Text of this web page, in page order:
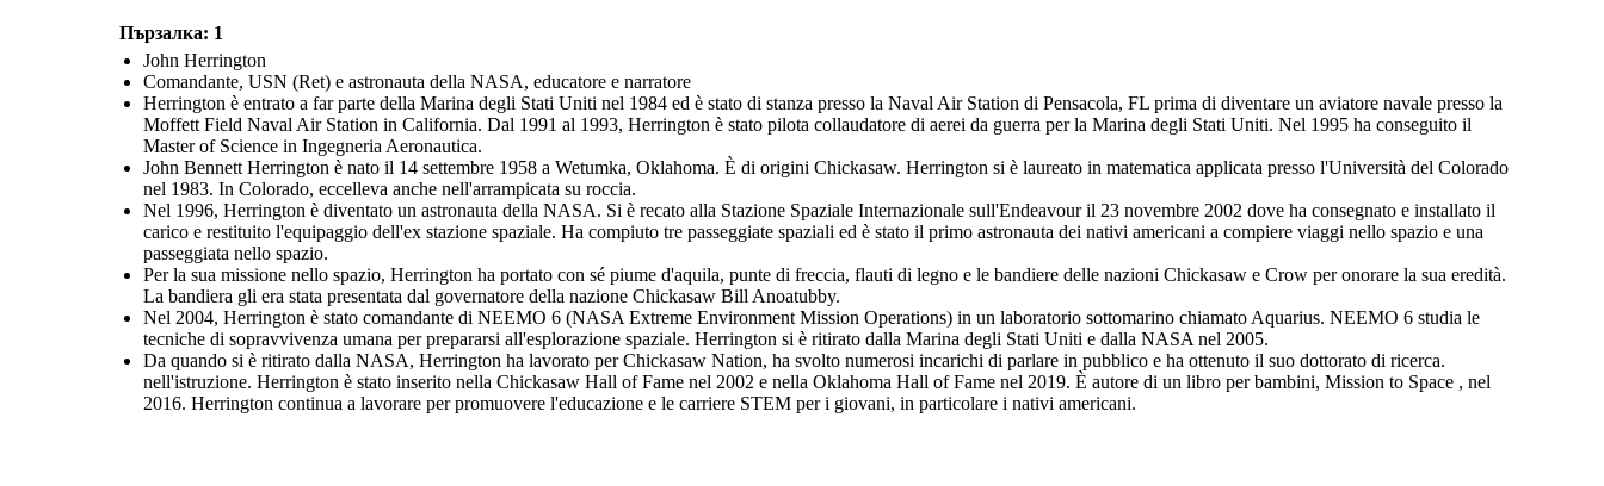
Пързалка: 1
John Herrington
Comandante, USN (Ret) e astronauta della NASA, educatore e narratore
Herrington è entrato a far parte della Marina degli Stati Uniti nel 1984 ed è stato di stanza presso la Naval Air Station di Pensacola, FL prima di diventare un aviatore navale presso la
Moffett Field Naval Air Station in California. Dal 1991 al 1993, Herrington è stato pilota collaudatore di aerei da guerra per la Marina degli Stati Uniti. Nel 1995 ha conseguito il
Master of Science in Ingegneria Aeronautica.
John Bennett Herrington è nato il 14 settembre 1958 a Wetumka, Oklahoma. È di origini Chickasaw. Herrington si è laureato in matematica applicata presso l'Università del Colorado
nel 1983. In Colorado, eccelleva anche nell'arrampicata su roccia.
Nel 1996, Herrington è diventato un astronauta della NASA. Si è recato alla Stazione Spaziale Internazionale sull'Endeavour il 23 novembre 2002 dove ha consegnato e installato il
carico e restituito l'equipaggio dell'ex stazione spaziale. Ha compiuto tre passeggiate spaziali ed è stato il primo astronauta dei nativi americani a compiere viaggi nello spazio e una
passeggiata nello spazio.
Per la sua missione nello spazio, Herrington ha portato con sé piume d'aquila, punte di freccia, flauti di legno e le bandiere delle nazioni Chickasaw e Crow per onorare la sua eredità.
La bandiera gli era stata presentata dal governatore della nazione Chickasaw Bill Anoatubby.
Nel 2004, Herrington è stato comandante di NEEMO 6 (NASA Extreme Environment Mission Operations) in un laboratorio sottomarino chiamato Aquarius. NEEMO 6 studia le
tecniche di sopravvivenza umana per prepararsi all'esplorazione spaziale. Herrington si è ritirato dalla Marina degli Stati Uniti e dalla NASA nel 2005.
Da quando si è ritirato dalla NASA, Herrington ha lavorato per Chickasaw Nation, ha svolto numerosi incarichi di parlare in pubblico e ha ottenuto il suo dottorato di ricerca.
nell'istruzione. Herrington è stato inserito nella Chickasaw Hall of Fame nel 2002 e nella Oklahoma Hall of Fame nel 2019. È autore di un libro per bambini, Mission to Space , nel
2016. Herrington continua a lavorare per promuovere l'educazione e le carriere STEM per i giovani, in particolare i nativi americani.